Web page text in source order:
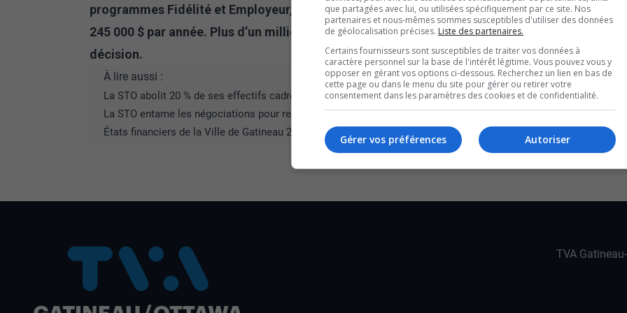
programmes Fidélité et Employeur, ce qui lui permettra d’économiser
245 000 $ par année. Plus d’un millier de clients seront touchés par cette
décision.
À lire aussi :
La STO abolit 20 % de ses effectifs cadres et 5 % des postes administratifs
La STO entame les négociations pour renouveler la convention collective
États financiers de la Ville de Gatineau 2025 : un manque à gagner de 5,4 M$
YouTube
X
TVA
que partagées avec lui, ou utilisées spécifiquement par ce site. Nos
partenaires et nous-mêmes sommes susceptibles d'utiliser des données
de géolocalisation précises. Liste des partenaires.
Certains fournisseurs sont susceptibles de traiter vos données à
caractère personnel sur la base de l'intérêt légitime. Vous pouvez vous y
opposer en gérant vos options ci-dessous. Recherchez un lien en bas de
cette page ou dans le menu du site pour gérer ou retirer votre
consentement dans les paramètres des cookies et de confidentialité.
Autoriser
Gérer vos préférences